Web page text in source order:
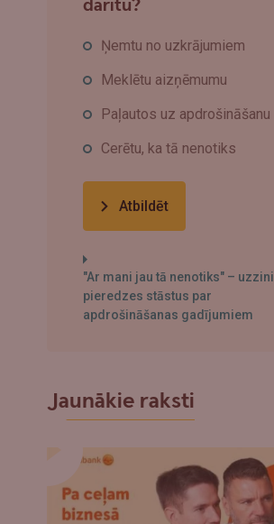
darītu?
Ņemtu no uzkrājumiem
Meklētu aizņēmumu
Paļautos uz apdrošināšanu
Cerētu, ka tā nenotiks
Atbildēt
"Ar mani jau tā nenotiks" – uzzini
pieredzes stāstus par
apdrošināšanas gadījumiem
Jaunākie raksti